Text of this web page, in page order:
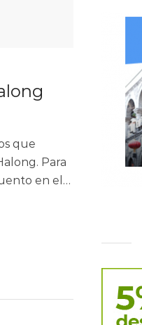
que
Para
en el…